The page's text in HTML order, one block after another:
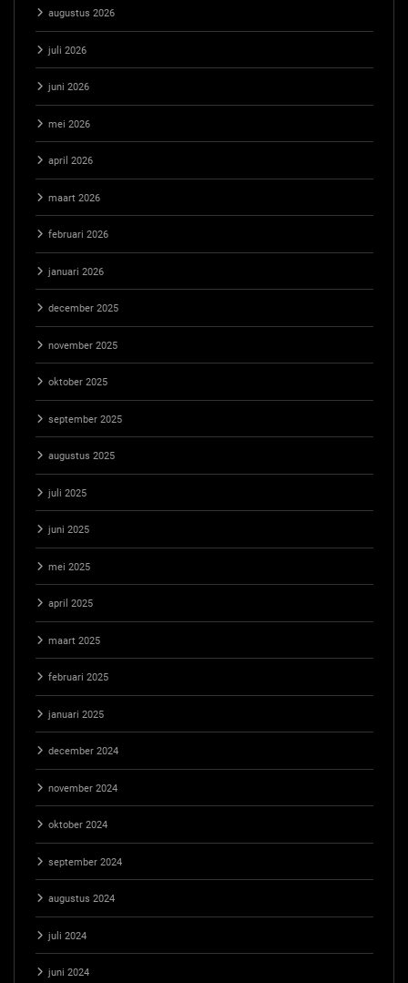
augustus 2026
juli 2026
juni 2026
mei 2026
april 2026
maart 2026
februari 2026
januari 2026
december 2025
november 2025
oktober 2025
september 2025
augustus 2025
juli 2025
juni 2025
mei 2025
april 2025
maart 2025
februari 2025
januari 2025
december 2024
november 2024
oktober 2024
september 2024
augustus 2024
juli 2024
juni 2024